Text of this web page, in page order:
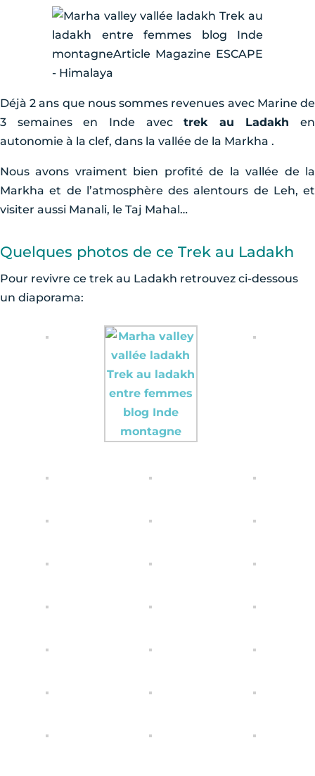
Déjà 2 ans que nous sommes revenues avec Marine de
3 semaines en Inde avectrek au Ladakh en
autonomie à la clef, dans la vallée de la Markha .
Nous avons vraiment bien profité de la vallée de la
Markha et de l’atmosphère des alentours de Leh, et
visiter aussi Manali, le Taj Mahal…
Quelques photos de ce Trek au Ladakh
Pour revivre ce trek au Ladakh retrouvez ci-dessous
un diaporama: